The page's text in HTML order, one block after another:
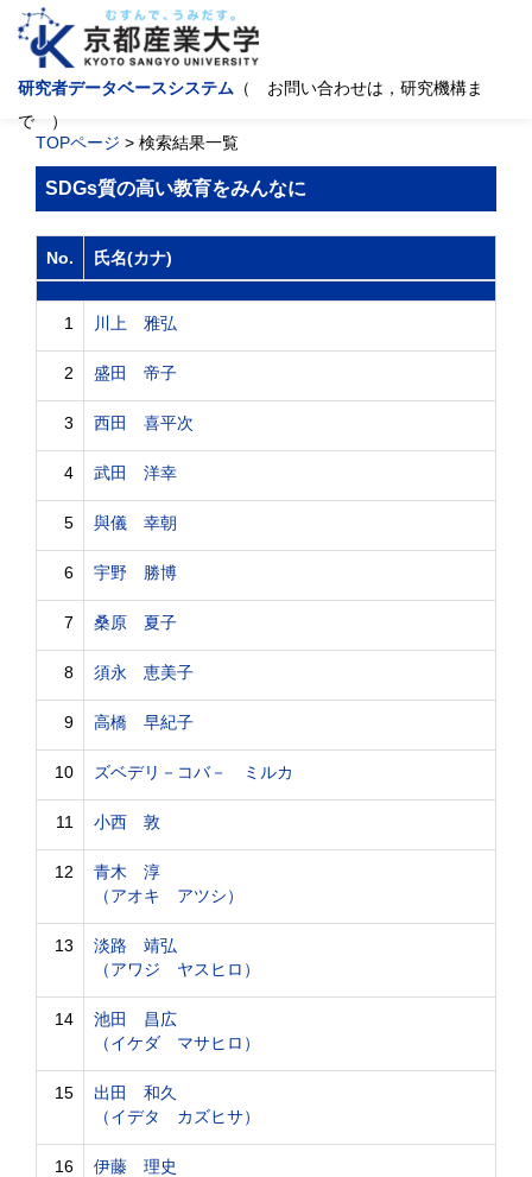
研究者データベースシステム （ お問い合わせは，研究機構ま
で ）
TOPページ > 検索結果一覧
SDGs質の高い教育をみんなに
No. 氏名(カナ)
1 川上 雅弘
2 盛田 帝子
3 西田 喜平次
4 武田 洋幸
5 與儀 幸朝
6 宇野 勝博
7 桑原 夏子
8 須永 恵美子
9 高橋 早紀子
10 ズベデリ－コバ－ ミルカ
11 小西 敦
12
青木 淳
（アオキ アツシ）
13
淡路 靖弘
（アワジ ヤスヒロ）
14
池田 昌広
（イケダ マサヒロ）
15
出田 和久
（イデタ カズヒサ）
16
伊藤 理史